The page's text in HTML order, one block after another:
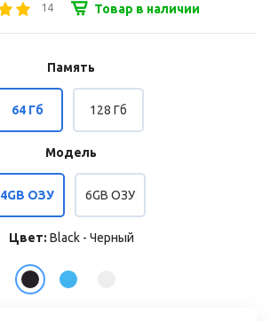
14 Товар в наличии
Память
64 Гб 128 Гб
Модель
4GB ОЗУ 6GB ОЗУ
Цвет: Black - Черный